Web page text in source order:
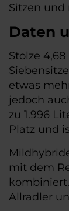
Sitzen
Daten
Stolze
etwas
jedoch
zu 1.996
Platz und
mit dem
Allradler